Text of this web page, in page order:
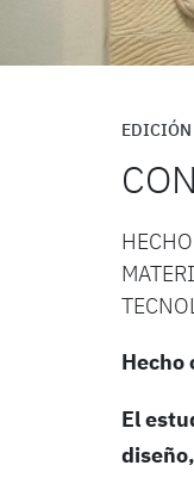
EDICIÓN
Hecho
El